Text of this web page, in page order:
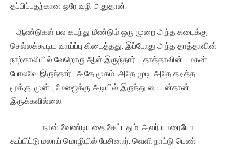
தப்பிப்பதற்கான ஒரே வழி அதுதான்.
ஆண்டுகள் பல கடந்து மீண்டும் ஒரு முறை அந்த கடைக்கு
செல்லக்கூடிய வாய்ப்பு கிடைத்தது. இப்போது அந்த தாத்தாவின்
நாற்காலியில் வேறொரு ஆள் இருந்தார். தாத்தாவின் மகன்
போலவே இருந்தார். அதே முகம். அதே முடி. அதே தடித்த
மூக்கு. முன்பு மேஜைக்கு அடியில் இருந்து பையன்தான்
இருக்கவில்லை.
நான் வேண்டியதை கேட்டதும், அவர் யாரையோ
கூப்பிட்டு மலாய் மொழியில் பேசினார். வெளி நாட்டு பெண்